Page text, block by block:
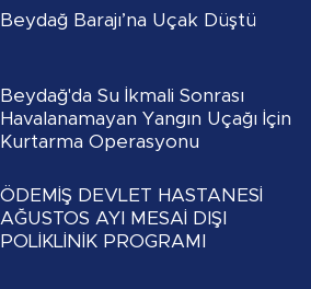
Beydağ Barajı’na Uçak Düştü
Beydağ'da Su İkmali Sonrası
Havalanamayan Yangın Uçağı İçin
Kurtarma Operasyonu
ÖDEMİŞ DEVLET HASTANESİ
AĞUSTOS AYI MESAİ DIŞI
POLİKLİNİK PROGRAMI